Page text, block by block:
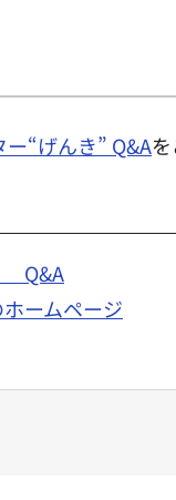
“げんき” Q&A
Q&A
ームページ